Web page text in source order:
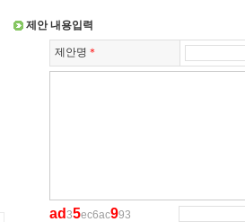
제안 내용입력
제안명 ＊
ad 35ec6ac993